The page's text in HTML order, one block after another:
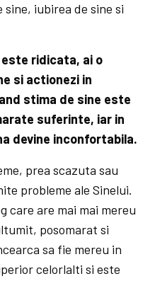
iubirea de sine si
ridicata, ai o
si actionezi in
stima de sine este
suferinte, iar in
devine inconfortabila.
prea scazuta sau
probleme ale Sinelui.
care are mai mai mereu
posomarat si
sa fie mereu in
celorlalti si este